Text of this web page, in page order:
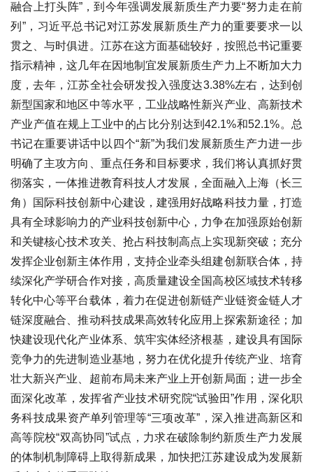
融合上打头阵”，到今年强调发展新质生产力要“努力走在前
列”，习近平总书记对江苏发展新质生产力的重要要求一以
贯之、与时俱进。江苏在这方面基础较好，按照总书记重要
指示精神，这几年在因地制宜发展新质生产力上不断加大力
度，去年，江苏全社会研发投入强度达3.38%左右，达到创
新型国家和地区中等水平，工业战略性新兴产业、高新技术
产业产值在规上工业中的占比分别达到42.1%和52.1%。总
书记在重要讲话中以四个“新”为我们发展新质生产力进一步
明确了主攻方向、重点任务和目标要求，我们将认真抓好贯
彻落实，一体推进教育科技人才发展，全面融入上海（长三
角）国际科技创新中心建设，建强用好战略科技力量，打造
具有全球影响力的产业科技创新中心，力争在加强原始创新
和关键核心技术攻关、抢占科技制高点上实现新突破；充分
发挥企业创新主体作用，支持企业牵头组建创新联合体，持
续深化产学研合作对接，高质量建设全国高校区域技术转移
转化中心等平台载体，着力在促进创新链产业链资金链人才
链深度融合、推动科技成果高效转化应用上探索新途径；加
快建设现代化产业体系、筑牢实体经济根基，建设具有国际
竞争力的先进制造业基地，努力在优化提升传统产业、培育
壮大新兴产业、超前布局未来产业上开创新局面；进一步全
面深化改革，发挥省产业技术研究院“试验田”作用，深化职
务科技成果资产单列管理等“三项改革”，深入推进高新区和
高等院校“双高协同”试点，力求在破除制约新质生产力发展
的体制机制障碍上取得新成果，加快把江苏建设成为发展新